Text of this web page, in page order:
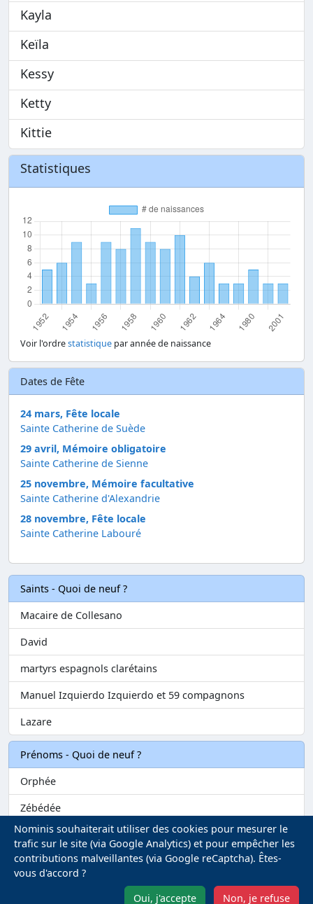
Kayla
Keïla
Kessy
Ketty
Kittie
Statistiques
Voir l'ordrestatistique par année de naissance
Dates de Fête
24 mars, Fête locale
Sainte Catherine de Suède
29 avril, Mémoire obligatoire
Sainte Catherine de Sienne
25 novembre, Mémoire facultative
Sainte Catherine d'Alexandrie
28 novembre, Fête locale
Sainte Catherine Labouré
Saints - Quoi de neuf ?
Macaire de Collesano
David
martyrs espagnols clarétains
Manuel Izquierdo Izquierdo et 59 compagnons
Lazare
Prénoms - Quoi de neuf ?
Orphée
Zébédée
Melvil
Matilin
Nominis souhaiterait utiliser des cookies pour mesurer le
trafic sur le site (via Google Analytics) et pour empêcher les
contributions malveillantes (via Google reCaptcha). Êtes-
vous d'accord ?
Oui, j'accepte
Non, je refuse